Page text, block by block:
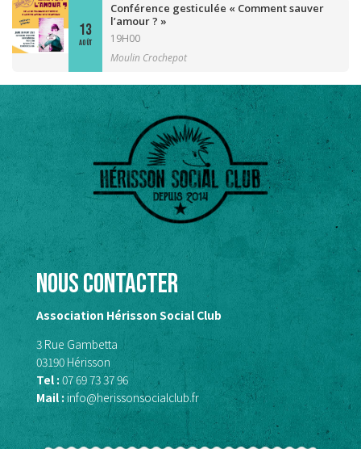
13
AOÛT
Conférence gesticulée « Comment sauver
l’amour ? »
19H00
Moulin Crochepot
Nous contacter
Association Hérisson Social Club
3 Rue Gambetta
03190 Hérisson
Tel :07 69 73 37 96
Mail : info@herissonsocialclub.fr